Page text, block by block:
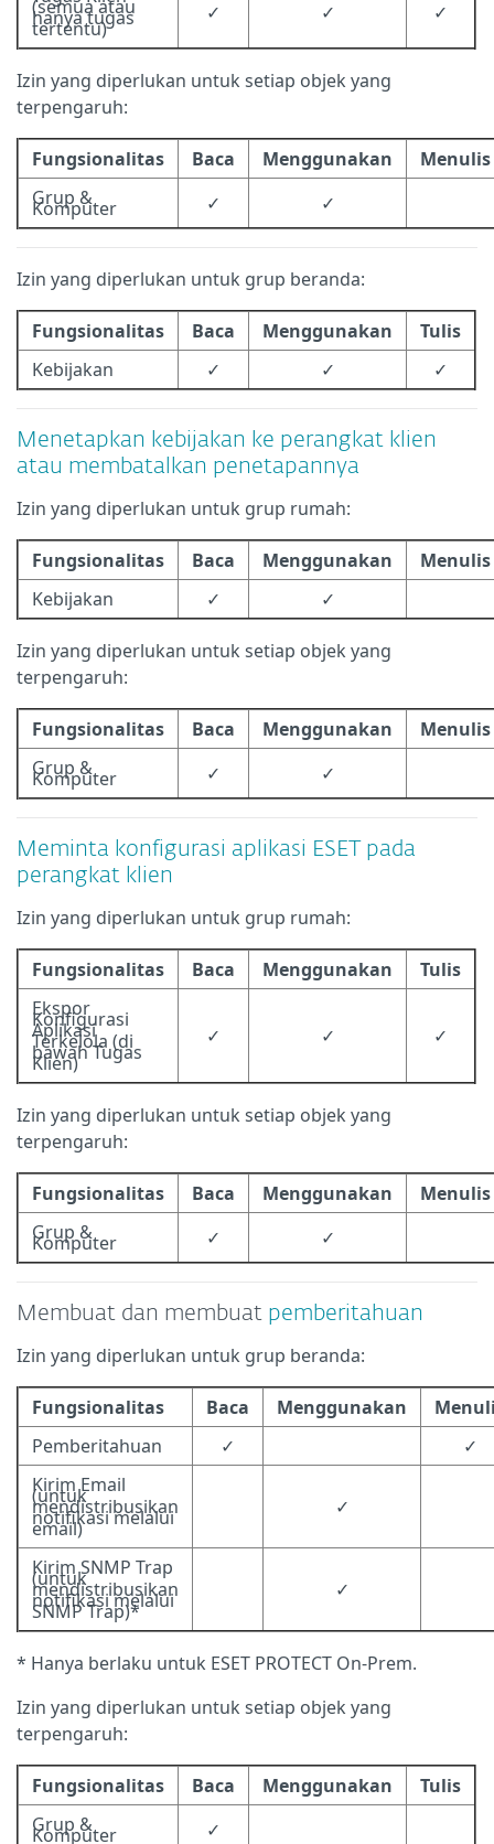
(semua atau
hanya tugas
tertentu)
✓ ✓ ✓
Izin yang diperlukan untuk setiap objek yang
terpengaruh:
Fungsionalitas Baca Menggunakan
Menulis
Grup &
Komputer ✓ ✓
Izin yang diperlukan untuk grup beranda:
Fungsionalitas Baca Menggunakan
Tulis
Kebijakan
✓ ✓ ✓
Menetapkan kebijakan ke perangkat klien
atau membatalkan penetapannya
Izin yang diperlukan untuk grup rumah:
Fungsionalitas Baca Menggunakan
Menulis
Kebijakan
✓ ✓
Izin yang diperlukan untuk setiap objek yang
terpengaruh:
Fungsionalitas Baca Menggunakan
Menulis
Grup &
Komputer ✓ ✓
Meminta konfigurasi aplikasi ESET pada
perangkat klien
Izin yang diperlukan untuk grup rumah:
Fungsionalitas Baca Menggunakan
Tulis
Ekspor
Konfigurasi
Aplikasi
Terkelola (di
bawah Tugas
Klien)
✓ ✓ ✓
Izin yang diperlukan untuk setiap objek yang
terpengaruh:
Fungsionalitas Baca Menggunakan
Menulis
Grup &
Komputer ✓ ✓
Membuat dan membuat pemberitahuan
Izin yang diperlukan untuk grup beranda:
Fungsionalitas Baca Menggunakan
Pemberitahuan
✓
✓
Kirim Email
(untuk
mendistribusikan
notifikasi melalui
email)
✓
Kirim SNMP Trap
(untuk
mendistribusikan
notifikasi melalui
SNMP Trap)*
✓
* Hanya berlaku untuk ESET PROTECT On-Prem.
Izin yang diperlukan untuk setiap objek yang
terpengaruh:
Fungsionalitas Baca Menggunakan
Tulis
Grup &
Komputer ✓